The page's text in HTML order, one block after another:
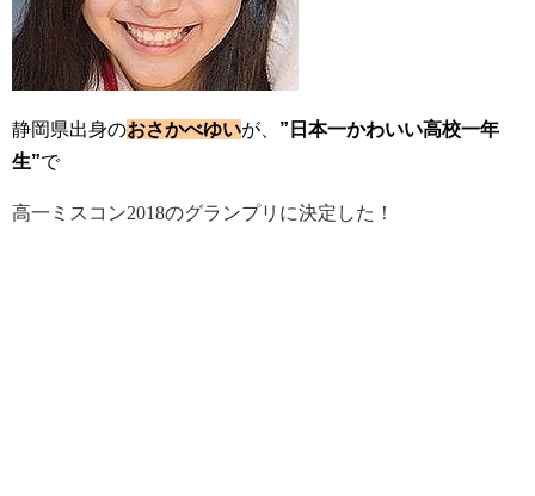
静岡県出身のおさかべゆいが、 ”日本一かわいい高校一年
生”で
高一ミスコン2018のグランプリに決定した！